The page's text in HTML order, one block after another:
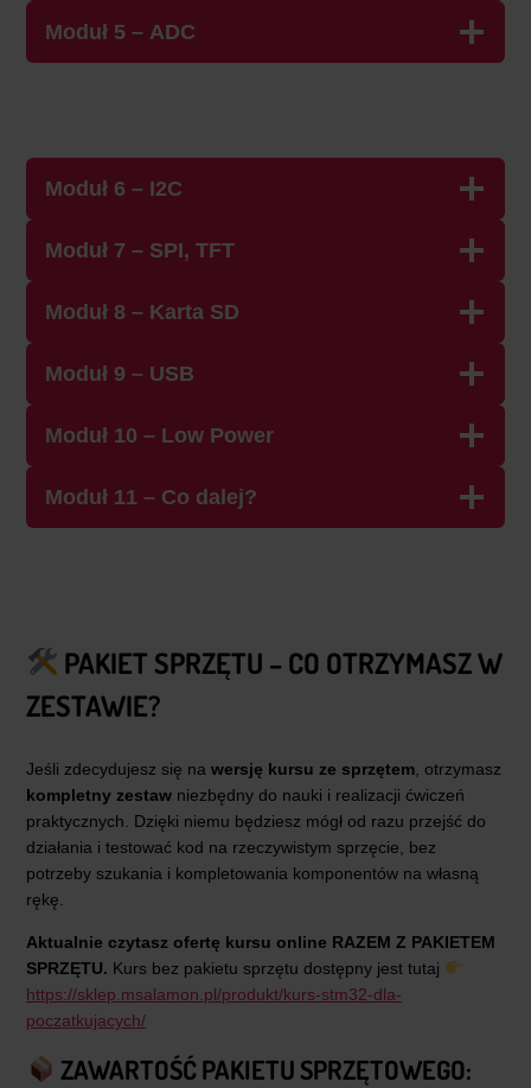
Moduł 5 – ADC
Moduł 6 – I2C
Moduł 7 – SPI, TFT
Moduł 8 – Karta SD
Moduł 9 – USB
Moduł 10 – Low Power
Moduł 11 – Co dalej?
PAKIET SPRZĘTU – CO OTRZYMASZ W
ZESTAWIE?
Jeśli zdecydujesz się na wersję kursu ze sprzętem , otrzymasz
kompletny zestaw niezbędny do nauki i realizacji ćwiczeń
praktycznych. Dzięki niemu będziesz mógł od razu przejść do
działania i testować kod na rzeczywistym sprzęcie, bez
potrzeby szukania i kompletowania komponentów na własną
rękę.
Aktualnie czytasz ofertę kursu online RAZEM Z PAKIETEM
SPRZĘTU. Kurs bez pakietu sprzętu dostępny jest tutaj
https://sklep.msalamon.pl/produkt/kurs-stm32-dla-
poczatkujacych/
ZAWARTOŚĆ PAKIETU SPRZĘTOWEGO: